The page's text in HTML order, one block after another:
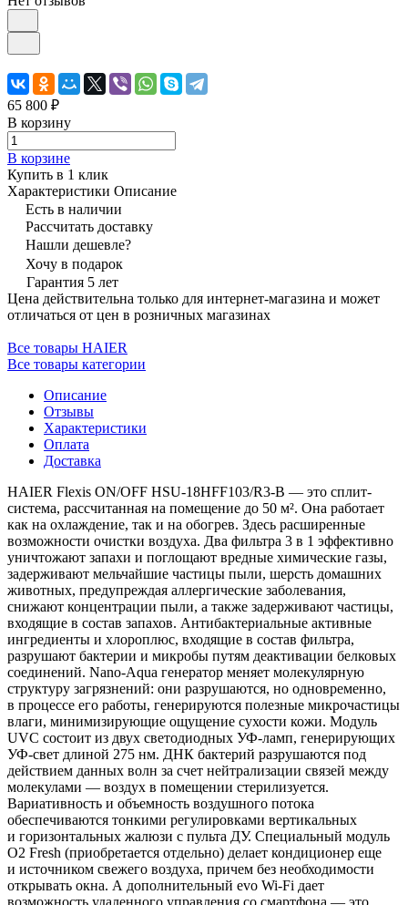
65 800 ₽
В корзину
В корзине
Купить в 1 клик
Характеристики Описание
Есть в наличии
Рассчитать доставку
Нашли дешевле?
Хочу в подарок
Гарантия 5 лет
Цена действительна только для интернет-магазина и может
отличаться от цен в розничных магазинах
Все товары HAIER
Все товары категории
Описание
Отзывы
Характеристики
Оплата
Доставка
HAIER Flexis ON/OFF HSU-18HFF103/R3-B — это сплит-
система, рассчитанная на помещение до 50 м². Она работает
как на охлаждение, так и на обогрев. Здесь расширенные
возможности очистки воздуха. Два фильтра 3 в 1 эффективно
уничтожают запахи и поглощают вредные химические газы,
задерживают мельчайшие частицы пыли, шерсть домашних
животных, предупреждая аллергические заболевания,
снижают концентрации пыли, а также задерживают частицы,
входящие в состав запахов. Антибактериальные активные
ингредиенты и хлороплюс, входящие в состав фильтра,
разрушают бактерии и микробы путям деактивации белковых
соединений. Nano-Aqua генератор меняет молекулярную
структуру загрязнений: они разрушаются, но одновременно,
в процессе его работы, генерируются полезные микрочастицы
влаги, минимизирующие ощущение сухости кожи. Модуль
UVC состоит из двух светодиодных УФ-ламп, генерирующих
УФ-свет длиной 275 нм. ДНК бактерий разрушаются под
действием данных волн за счет нейтрализации связей между
молекулами — воздух в помещении стерилизуется.
Вариативность и объемность воздушного потока
обеспечиваются тонкими регулировками вертикальных
и горизонтальных жалюзи с пульта ДУ. Специальный модуль
O2 Fresh (приобретается отдельно) делает кондиционер еще
и источником свежего воздуха, причем без необходимости
открывать окна. А дополнительный evo Wi-Fi дает
возможность удаленного управления со смартфона — это